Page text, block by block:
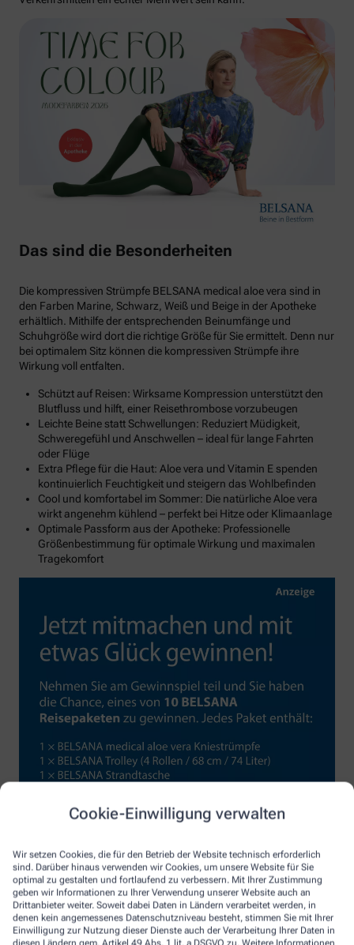
Cookie-Einwilligung verwalten
Wir setzen Cookies, die für den Betrieb der Website technisch erforderlich
sind. Darüber hinaus verwenden wir Cookies, um unsere Website für Sie
optimal zu gestalten und fortlaufend zu verbessern. Mit Ihrer Zustimmung
geben wir Informationen zu Ihrer Verwendung unserer Website auch an
Drittanbieter weiter. Soweit dabei Daten in Ländern verarbeitet werden, in
denen kein angemessenes Datenschutzniveau besteht, stimmen Sie mit Ihrer
Einwilligung zur Nutzung dieser Dienste auch der Verarbeitung Ihrer Daten in
Das sind die Besonderheiten
Die kompressiven Strümpfe BELSANA medical aloe vera sind in
den Farben Marine, Schwarz, Weiß und Beige in der Apotheke
erhältlich. Mithilfe der entsprechenden Beinumfänge und
Schuhgröße wird dort die richtige Größe für Sie ermittelt. Denn nur
bei optimalem Sitz können die kompressiven Strümpfe ihre
Wirkung voll entfalten.
Schützt auf Reisen: Wirksame Kompression unterstützt den
Blutfluss und hilft, einer Reisethrombose vorzubeugen
Leichte Beine statt Schwellungen: Reduziert Müdigkeit,
Schweregefühl und Anschwellen – ideal für lange Fahrten
oder Flüge
Extra Pflege für die Haut: Aloe vera und Vitamin E spenden
kontinuierlich Feuchtigkeit und steigern das Wohlbefinden
Cool und komfortabel im Sommer: Die natürliche Aloe vera
wirkt angenehm kühlend – perfekt bei Hitze oder Klimaanlage
Optimale Passform aus der Apotheke: Professionelle
Größenbestimmung für optimale Wirkung und maximalen
Tragekomfort